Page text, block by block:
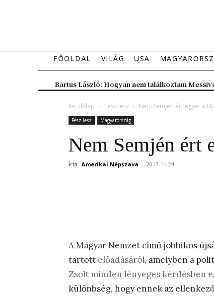
FŐOLDAL VILÁG USA
Bartus László: Hogyan nem találkoztam
Kezdőlap Fesz lesz Nem Semjén ért egyet a
Fesz lesz Magyarország
Nem Semjén ért
Írta: Amerikai Népszava - 2017-11-24
A Magyar Nemzet című jobbikos
tartott előadásáról, amelyben a
Zsolt minden lényeges kérdésben
különbség, hogy ennek az